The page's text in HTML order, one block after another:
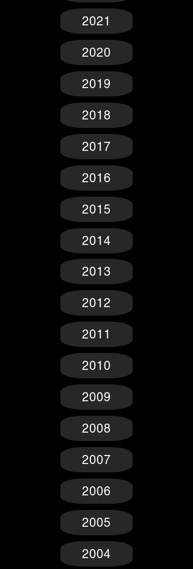
2021
2020
2019
2018
2017
2016
2015
2014
2013
2012
2011
2010
2009
2008
2007
2006
2005
2004